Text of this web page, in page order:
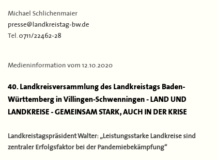
Partner
43. Landkreisversammlung
Michael Schlichenmaier
presse@landkreistag-bw.de
Tel. 0711/22462-28
Medieninformation vom 12.10.2020
40. Landkreisversammlung des Landkreistags Baden-
Württemberg in Villingen-Schwenningen - LAND UND
LANDKREISE - GEMEINSAM STARK, AUCH IN DER KRISE
Landkreistagspräsident Walter: „Leistungsstarke Landkreise sind
zentraler Erfolgsfaktor bei der Pandemiebekämpfung“